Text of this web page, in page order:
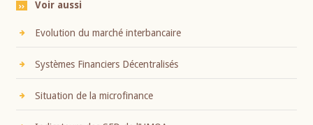
Voir aussi
Evolution du marché interbancaire
Systèmes Financiers Décentralisés
Situation de la microfinance